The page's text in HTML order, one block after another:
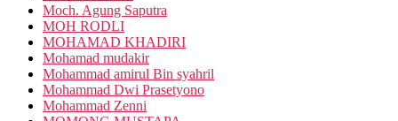
Moch. Agung Saputra
MOH RODLI
MOHAMAD KHADIRI
Mohamad mudakir
Mohammad amirul Bin syahril
Mohammad Dwi Prasetyono
Mohammad Zenni